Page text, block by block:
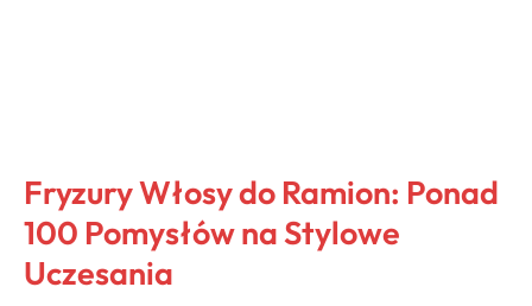
Fryzury Włosy do Ramion: Ponad
100 Pomysłów na Stylowe
Uczesania